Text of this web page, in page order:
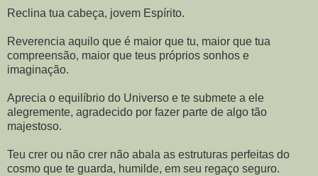
Reclina tua cabeça, jovem Espírito.
Reverencia aquilo que é maior que tu, maior que tua
compreensão, maior que teus próprios sonhos e
imaginação.
Aprecia o equilíbrio do Universo e te submete a ele
alegremente, agradecido por fazer parte de algo tão
majestoso.
Teu crer ou não crer não abala as estruturas perfeitas do
cosmo que te guarda, humilde, em seu regaço seguro.